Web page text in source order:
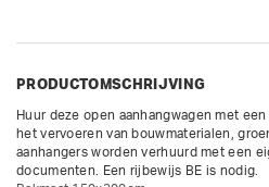
PRODUCTOMSCHRIJVING
Huur deze open aanhangwagen met
het vervoeren van bouwmaterialen,
aanhangers worden verhuurd met een
documenten. Een rijbewijs BE is nodig.